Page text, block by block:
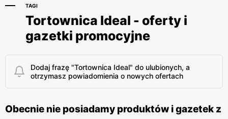
TAGI
Tortownica Ideal - oferty i
gazetki promocyjne
Dodaj frazę "Tortownica Ideal" do ulubionych, a
otrzymasz powiadomienia o nowych ofertach
Obecnie nie posiadamy produktów i gazetek z